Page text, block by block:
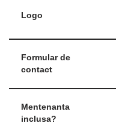
Logo
Formular de
contact
Mentenanta
inclusa?